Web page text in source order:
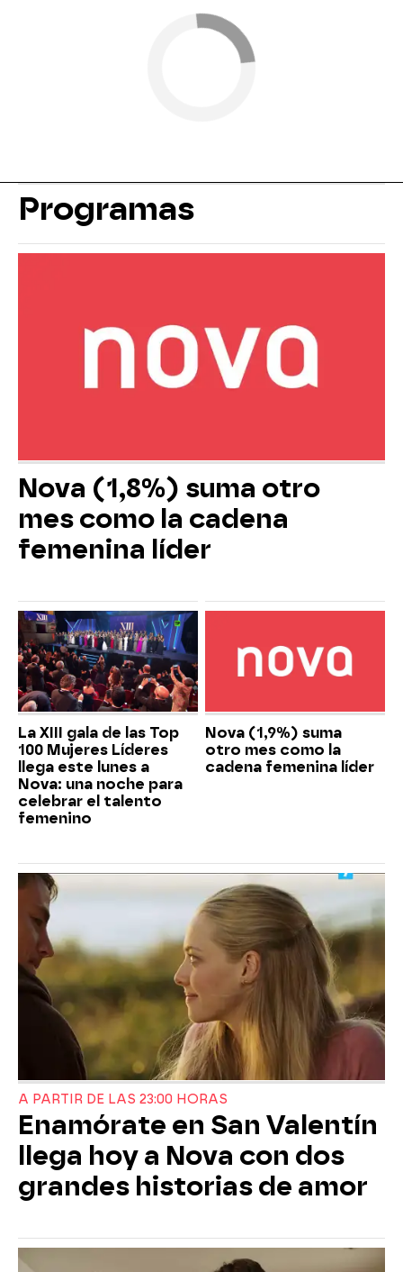
Programas
Nova (1,8%) suma otro
mes como la cadena
femenina líder
La XIII gala de las Top
100 Mujeres Líderes
llega este lunes a
Nova: una noche para
celebrar el talento
femenino
Nova (1,9%) suma
otro mes como la
cadena femenina líder
A PARTIR DE LAS 23:00 HORAS
Enamórate en San Valentín
llega hoy a Nova con dos
grandes historias de amor